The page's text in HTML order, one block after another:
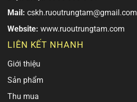
Mail: cskh.ruoutrungtam@gmail.com
Website: www.ruoutrungtam.com
LIÊN KẾT NHANH
Giới thiệu
Sản phẩm
Thu mua